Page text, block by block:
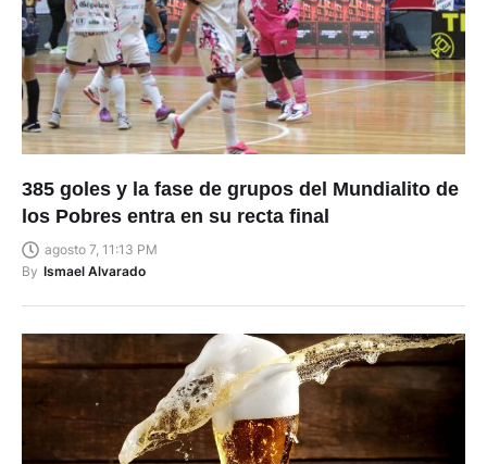
385 goles y la fase de grupos del Mundialito de
los Pobres entra en su recta final
agosto 7, 11:13 PM
By Ismael Alvarado